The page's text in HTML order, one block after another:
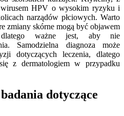
HPV o wysokim ryzyku i
narządów płciowych. Warto
zmiany skórne mogą być objawem
dlatego ważne jest, aby nie
Samodzielna diagnoza może
dotyczących leczenia, dlatego
z dermatologiem w przypadku
dotyczące